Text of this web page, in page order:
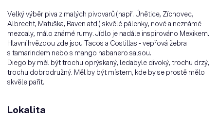
Velký výběr piva z malých pivovarů (např. Únětice, Zíchovec,
Albrecht, Matuška, Raven atd.) skvělé pálenky, nové a neznámé
mezcaly, málo známé rumy. Jídlo je nadále inspirováno Mexikem.
Hlavní hvězdou zde jsou Tacos a Costillas - vepřová žebra
s tamarindem nebo s mango habanero salsou.
Diego by měl být trochu oprýskaný, ledabyle divoký, trochu drzý,
trochu dobrodružný. Měl by být místem, kde by se prostě mělo
skvěle pařit.
Lokalita